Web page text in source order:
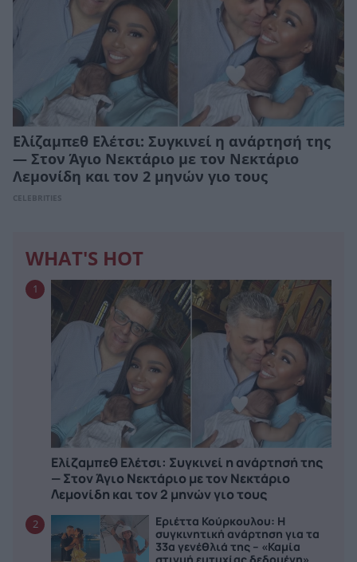
Ελίζαμπεθ Ελέτσι: Συγκινεί η ανάρτησή της
— Στον Άγιο Νεκτάριο με τον Νεκτάριο
Λεμονίδη και τον 2 μηνών γιο τους
CELEBRITIES
WHAT'S HOT
1
Ελίζαμπεθ Ελέτσι: Συγκινεί η ανάρτησή της
— Στον Άγιο Νεκτάριο με τον Νεκτάριο
Λεμονίδη και τον 2 μηνών γιο τους
2
Εριέττα Κούρκουλου: Η
συγκινητική ανάρτηση για τα
33α γενέθλιά της – «Καμία